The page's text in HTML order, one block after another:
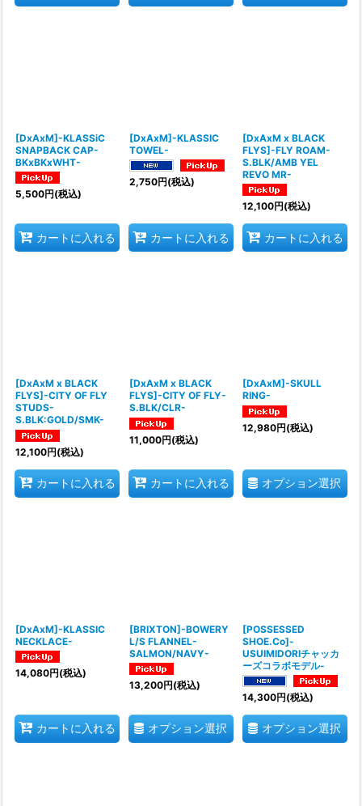
[DxAxM]-KLASSiC
SNAPBACK CAP-
BKxBKxWHT-
5,500円(税込)
カートに入れる
[DxAxM]-KLASSIC
TOWEL-
2,750円(税込)
カートに入れる
[DxAxM x BLACK
FLYS]-FLY ROAM-
S.BLK/AMB YEL
REVO MR-
12,100円(税込)
カートに入れる
[DxAxM x BLACK
FLYS]-CITY OF FLY
STUDS-
S.BLK:GOLD/SMK-
12,100円(税込)
カートに入れる
[DxAxM x BLACK
FLYS]-CITY OF FLY-
S.BLK/CLR-
11,000円(税込)
カートに入れる
[DxAxM]-SKULL
RING-
12,980円(税込)
オプション選択
[DxAxM]-KLASSIC
NECKLACE-
14,080円(税込)
カートに入れる
[BRIXTON]-BOWERY
L/S FLANNEL-
SALMON/NAVY-
13,200円(税込)
オプション選択
[POSSESSED
SHOE.Co]-
USUIMIDORIチャッカ
ーズコラボモデル-
14,300円(税込)
オプション選択